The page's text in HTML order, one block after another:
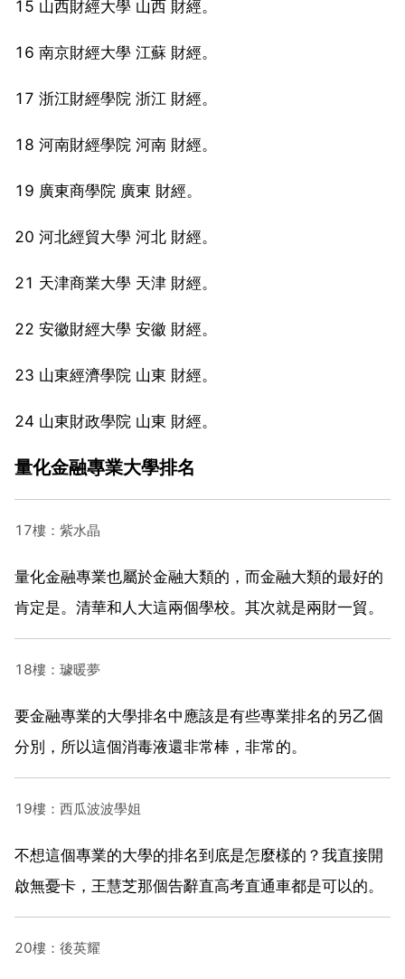
15 山西財經大學 山西 財經。
16 南京財經大學 江蘇 財經。
17 浙江財經學院 浙江 財經。
18 河南財經學院 河南 財經。
19 廣東商學院 廣東 財經。
20 河北經貿大學 河北 財經。
21 天津商業大學 天津 財經。
22 安徽財經大學 安徽 財經。
23 山東經濟學院 山東 財經。
24 山東財政學院 山東 財經。
量化金融專業大學排名
17樓：紫水晶
量化金融專業也屬於金融大類的，而金融大類的最好的
肯定是。清華和人大這兩個學校。其次就是兩財一貿。
18樓：璩暖夢
要金融專業的大學排名中應該是有些專業排名的另乙個
分別，所以這個消毒液還非常棒，非常的。
19樓：西瓜波波學姐
不想這個專業的大學的排名到底是怎麼樣的？我直接開
啟無憂卡，王慧芝那個告辭直高考直通車都是可以的。
20樓：後英耀